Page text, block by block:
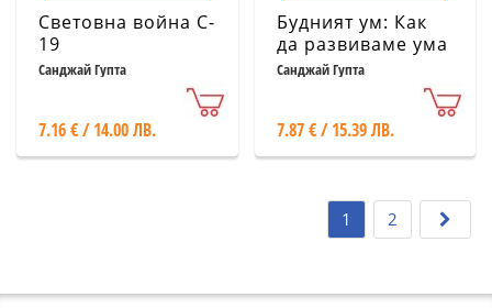
Световна война C-
19
Санджай Гупта
7.16 € / 14.00 ЛВ.
Будният ум: Как
да развиваме ума
си на всяка
Санджай Гупта
7.87 € / 15.39 ЛВ.
1 2